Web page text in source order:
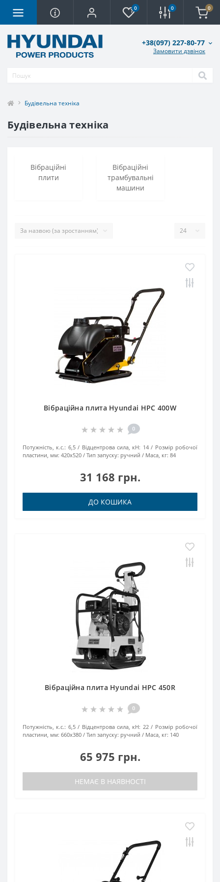
0 0 0
+38(097) 227-80-77
Замовити дзвінок
Будівельна техніка
Будівельна техніка
Вібраційні
плити
Вібраційні
трамбувальні
машини
Вібраційна плита Hyundai HPC 400W
0
Потужність, к.с.: 6,5 Відцентрова сила, кН: 14
Розмір робочої
пластини, мм: 420х520 Тип запуску: ручний Маса, кг: 84
31 168 грн.
ДО КОШИКА
Вібраційна плита Hyundai HPC 450R
0
Потужність, к.с.: 6,5 Відцентрова сила, кН: 22
Розмір робочої
пластини, мм: 660х380 Тип запуску: ручний Маса, кг: 140
65 975 грн.
НЕМАЄ В НАЯВНОСТІ